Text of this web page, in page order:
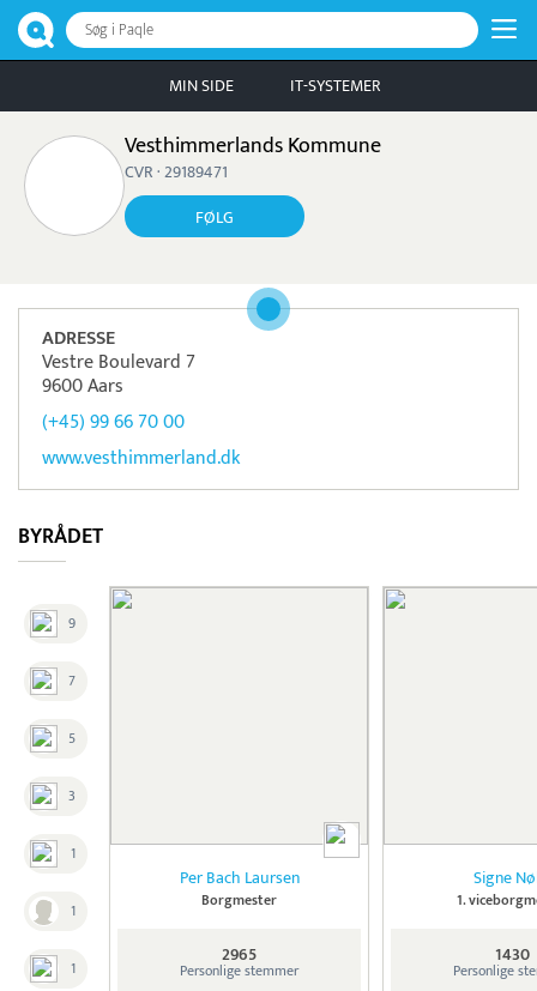
Søg i Paqle
MIN SIDE IT-SYSTEMER
Vesthimmerlands Kommune
CVR · 29189471
FØLG
ADRESSE
Vestre Boulevard 7
9600 Aars
(+45) 99 66 70 00
www.vesthimmerland.dk
BYRÅDET
9
7
5
3
1
1
1
Per Bach Laursen
Borgmester
2965
Personlige stemmer
Signe
1.
1430
Personlige